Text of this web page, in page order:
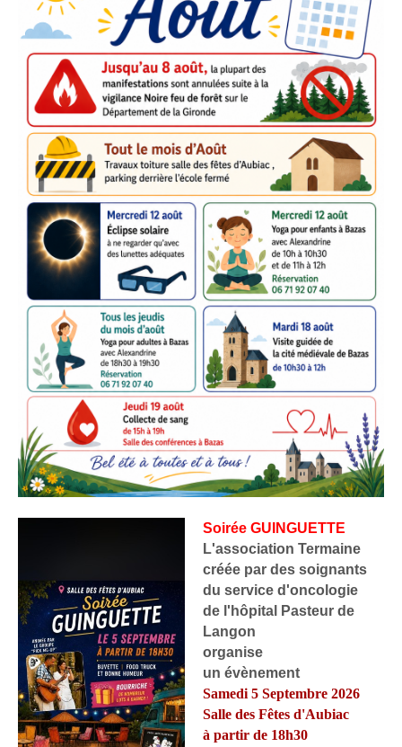
Soirée GUINGUETTE
L'association Termaine
créée par des soignants
du service d'oncologie
de l'hôpital Pasteur de
Langon
organise
un évènement
Samedi 5 Septembre 2026
Salle des Fêtes d'Aubiac
à partir de 18h30